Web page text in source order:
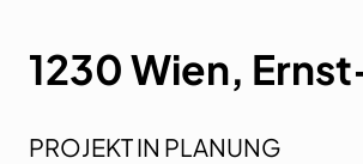
1230 Wien,
PROJEKT IN PLANUNG